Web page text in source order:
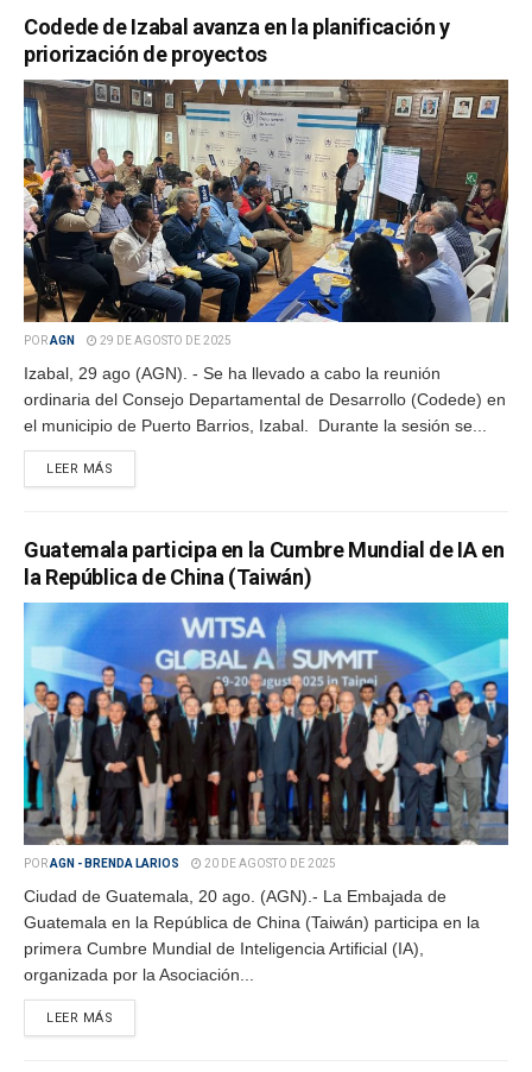
Codede de Izabal avanza en la planificación y
priorización de proyectos
PORAGN 29 DE AGOSTO DE 2025
Izabal, 29 ago (AGN). - Se ha llevado a cabo la reunión
ordinaria del Consejo Departamental de Desarrollo (Codede) en
el municipio de Puerto Barrios, Izabal. Durante la sesión se...
LEER MÁS
Guatemala participa en la Cumbre Mundial de IA en
la República de China (Taiwán)
PORAGN - BRENDA LARIOS 20 DE AGOSTO DE 2025
Ciudad de Guatemala, 20 ago. (AGN).- La Embajada de
Guatemala en la República de China (Taiwán) participa en la
primera Cumbre Mundial de Inteligencia Artificial (IA),
organizada por la Asociación...
LEER MÁS